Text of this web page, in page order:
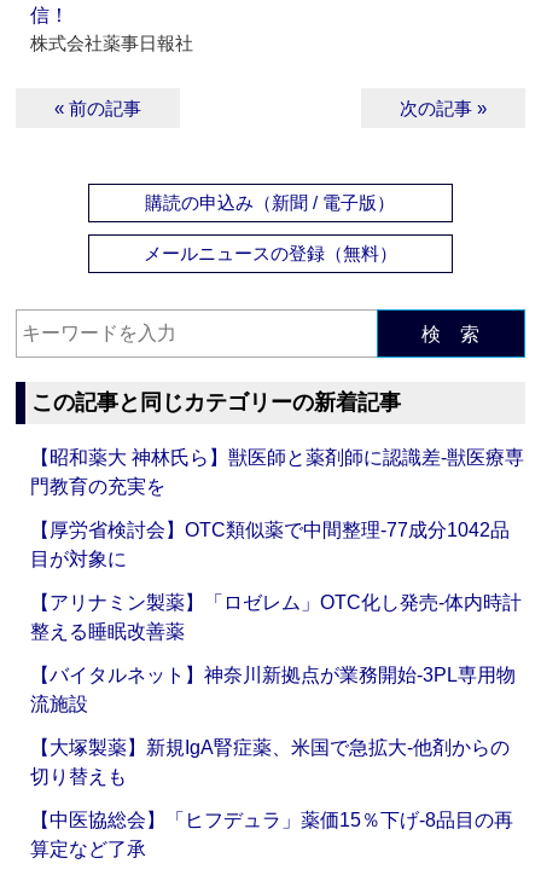
信！
株式会社薬事日報社
« 前の記事 次の記事 »
購読の申込み（新聞 / 電子版）
メールニュースの登録（無料）
検 索
この記事と同じカテゴリーの新着記事
【昭和薬大 神林氏ら】獣医師と薬剤師に認識差‐獣医療専
門教育の充実を
【厚労省検討会】OTC類似薬で中間整理‐77成分1042品
目が対象に
【アリナミン製薬】「ロゼレム」OTC化し発売‐体内時計
整える睡眠改善薬
【バイタルネット】神奈川新拠点が業務開始‐3PL専用物
流施設
【大塚製薬】新規IgA腎症薬、米国で急拡大‐他剤からの
切り替えも
【中医協総会】「ヒフデュラ」薬価15％下げ‐8品目の再
算定など了承